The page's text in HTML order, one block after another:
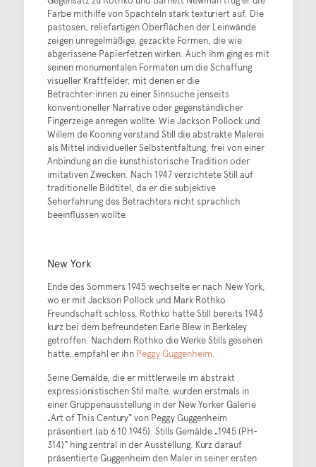
Farbe mithilfe von Spachteln stark texturiert auf. Die
pastosen, reliefartigen Oberflächen der Leinwände
zeigen unregelmäßige, gezackte Formen, die wie
abgerissene Papierfetzen wirken. Auch ihm ging es mit
seinen monumentalen Formaten um die Schaffung
visueller Kraftfelder, mit denen er die
Betrachter:innen zu einer Sinnsuche jenseits
konventioneller Narrative oder gegenständlicher
Fingerzeige anregen wollte. Wie Jackson Pollock und
Willem de Kooning verstand Still die abstrakte Malerei
als Mittel individueller Selbstentfaltung, frei von einer
Anbindung an die kunsthistorische Tradition oder
imitativen Zwecken. Nach 1947 verzichtete Still auf
traditionelle Bildtitel, da er die subjektive
Seherfahrung des Betrachters nicht sprachlich
beeinflussen wollte.
New York
Ende des Sommers 1945 wechselte er nach New York,
wo er mit Jackson Pollock und Mark Rothko
Freundschaft schloss. Rothko hatte Still bereits 1943
kurz bei dem befreundeten Earle Blew in Berkeley
getroffen. Nachdem Rothko die Werke Stills gesehen
hatte, empfahl er ihn Peggy Guggenheim.
Seine Gemälde, die er mittlerweile im abstrakt
expressionistischen Stil malte, wurden erstmals in
einer Gruppenausstellung in der New Yorker Galerie
„Art of This Century“ von Peggy Guggenheim
präsentiert (ab 6.10.1945). Stills Gemälde „1945 (PH-
314)“ hing zentral in der Ausstellung. Kurz darauf
präsentierte Guggenheim den Maler in seiner ersten